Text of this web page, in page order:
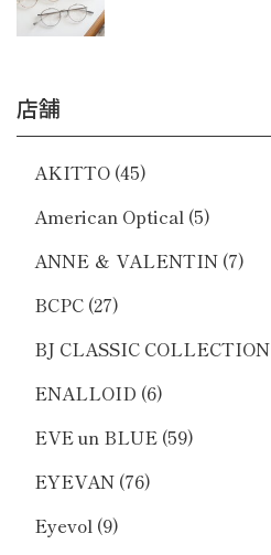
店舗
AKITTO (45)
American Optical (5)
ANNE ＆ VALENTIN (7)
BCPC (27)
BJ CLASSIC COLLECTION
ENALLOID (6)
EVE un BLUE (59)
EYEVAN (76)
Eyevol (9)